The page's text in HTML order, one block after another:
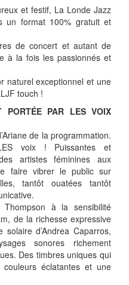
et festif, La Londe Jazz
un format 100% gratuit et
de concert et autant de
à la fois les passionnés et
naturel exceptionnel et une
touch !
PORTÉE PAR LES VOIX
de la programmation.
voix ! Puissantes et
artistes féminines aux
faire vibrer le public sur
tantôt ouatées tantôt
à la sensibilité
de la richesse expressive
d’Andrea Caparros,
sonores richement
Des timbres uniques qui
éclatantes et une